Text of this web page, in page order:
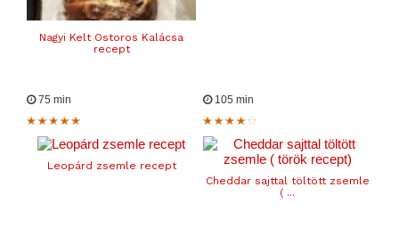
Nagyi Kelt Ostoros Kalácsa
recept
75 min
Leopárd zsemle recept
105 min
Cheddar sajttal töltött zsemle
( ...